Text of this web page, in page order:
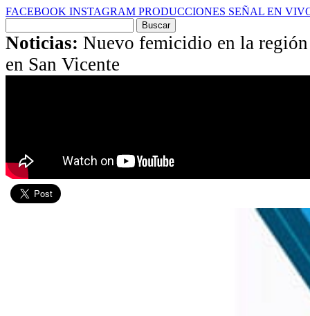
FACEBOOK INSTAGRAM PRODUCCIONES SEÑAL EN
por:
Noticias: Nuevo femicidio en la
en San Vicente